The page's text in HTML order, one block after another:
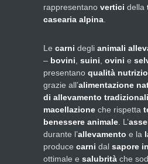
rappresentano vertici della
casearia alpina
Le carni degli animali
– bovini suini ovini e
presentano qualità
grazie all’alimentazione
di allevamento tradizionali
macellazione che rispetta
benessere animale . L’
durante l’allevamento e la
produce carni dal sapore
ottimale e salubrità che